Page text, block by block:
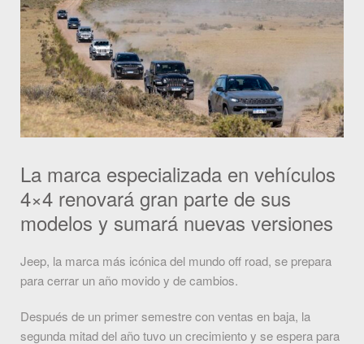
La marca especializada en vehículos
4×4 renovará gran parte de sus
modelos y sumará nuevas versiones
Jeep, la marca más icónica del mundo off road, se prepara
para cerrar un año movido y de cambios.
Después de un primer semestre con ventas en baja, la
segunda mitad del año tuvo un crecimiento y se espera para